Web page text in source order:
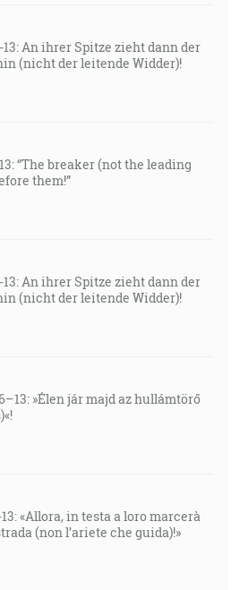
An ihrer Spitze zieht dann der
(nicht der leitende Widder)!
“The breaker (not the leading
them!”
An ihrer Spitze zieht dann der
(nicht der leitende Widder)!
»Élen jár majd az hullámtörő
«Allora, in testa a loro marcerà
(non l’ariete che guida)!»